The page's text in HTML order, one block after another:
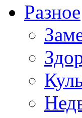
Разное